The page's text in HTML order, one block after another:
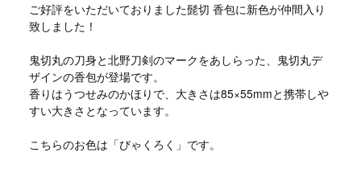
ご好評をいただいておりました髭切 香包に新色が仲間入り
致しました！
鬼切丸の刀身と北野刀剣のマークをあしらった、鬼切丸デ
ザインの香包が登場です。
香りはうつせみのかほりで、大きさは85×55mmと携帯しや
すい大きさとなっています。
こちらのお色は「びゃくろく」です。